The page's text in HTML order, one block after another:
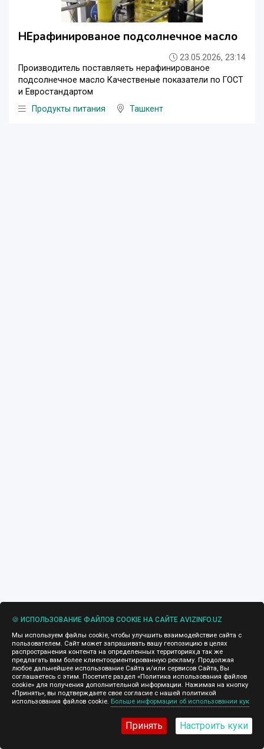
НЕрафинированое подсолнечное масло
23.05.2026, 23:14
Производитель поставляеть нерафинированое
подсолнечное масло Качественые показатели по ГОСТ
и Евростандартом
Продукты питания
Ташкент
🍪 ИСПОЛЬЗОВАНИЕ ФАЙЛОВ COOKIE НА САЙТЕ AVIZINFO.UZ
Мы используем файлы cookie, чтобы улучшить взаимодействие сайта с
пользователем. Сайт может запрашивать вашу геопозицию в целях
распространения контента на определенных территориях,а так же
предлагать вам более клиентоориентированную рекламу. Продолжая
любое дальнейшее использование Сайта и/или сервисов Сайта, Вы
соглашаетесь с этим. Посетите раздел «Политика использования файлов
cookie» для получения дополнительной информации. Нажимая на кнопку
«Принять», вы подтверждаете свое согласие с нашей политикой
использования файлов cookie. Больше информации об использовании кук
Принять Настроить куки